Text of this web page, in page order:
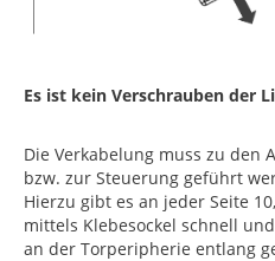
Es ist kein Verschrauben der
Die Verkabelung muss zu den
bzw. zur Steuerung geführt
Hierzu gibt es an jeder Seite
mittels Klebesockel schnell
an der Torperipherie entlang